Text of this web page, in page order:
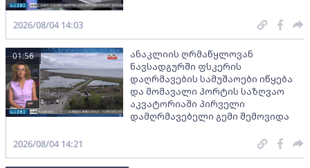
2026/08/04 14:03
ანაკლიის ღრმაწყლოვან
ნავსადგურში ფსკერის
დაღრმავების სამუშაოები იწყება
და მომავალი პორტის საზღვაო
აკვატორიაში პირველი
დამღრმავებელი გემი შემოვიდა
01:56
2026/08/04 14:21